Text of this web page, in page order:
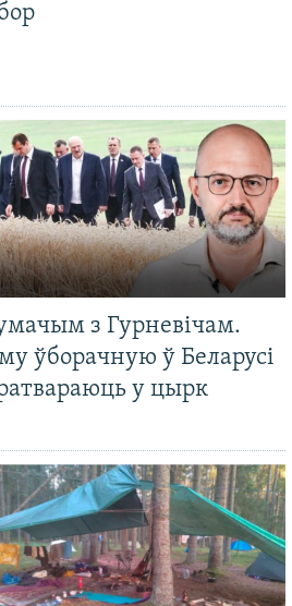
з Гурневічам.
ўборачную ў Беларусі
у цырк